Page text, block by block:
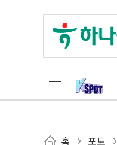
홈 포토